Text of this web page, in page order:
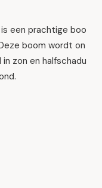
een prachtige boo
boom wordt on
zon en halfschadu